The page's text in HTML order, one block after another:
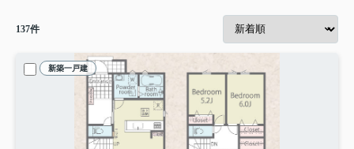
137件
新築一戸建